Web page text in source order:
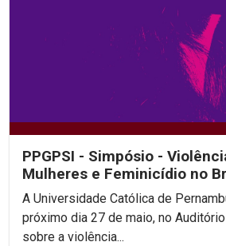
PPGPSI - Simpósio -
Mulheres e Feminicídio no
A Universidade Católica de
próximo dia 27 de maio, no
sobre a violência...